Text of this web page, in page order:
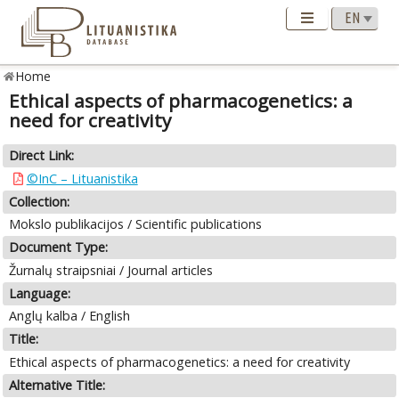
Home
Ethical aspects of pharmacogenetics: a
need for creativity
Direct Link:
©InC – Lituanistika
Collection:
Mokslo publikacijos / Scientific publications
Document Type:
Žurnalų straipsniai / Journal articles
Language:
Anglų kalba / English
Title:
Ethical aspects of pharmacogenetics: a need for creativity
Alternative Title: